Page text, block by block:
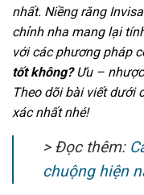
nhất. Niềng răng
chỉnh nha mang lại
với các phương pháp
tốt không?Ưu –
Theo dõi bài viết dưới
xác nhất nhé!
> Đọc thêm:
chuộng hiện